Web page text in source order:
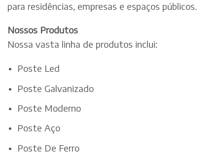
para residências, empresas e espaços públicos.
Nossos Produtos
Nossa vasta linha de produtos inclui:
Poste Led
Poste Galvanizado
Poste Moderno
Poste Aço
Poste De Ferro